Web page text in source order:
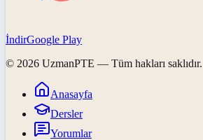
İndirGoogle Play
© 2026 UzmanPTE — Tüm hakları saklıdır.
Anasayfa
Dersler
Yorumlar